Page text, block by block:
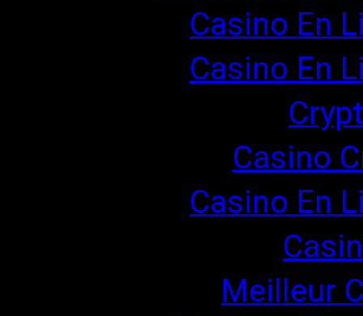
Casino En
Casino En
Casino
Casino En
Meilleur